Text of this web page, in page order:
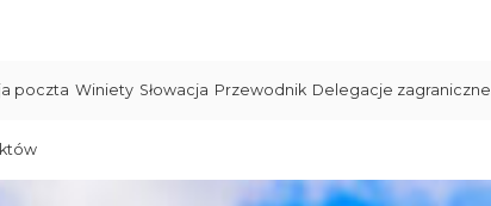
poczta Winiety Słowacja Przewodnik Delegacje zagraniczne